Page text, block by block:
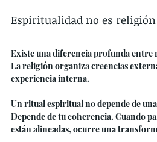
Espiritualidad no es religión
Existe una diferencia profunda entre
La religión organiza creencias
experiencia interna.
Un ritual espiritual no depende de
Depende de tu coherencia. Cuando
están alineadas, ocurre una